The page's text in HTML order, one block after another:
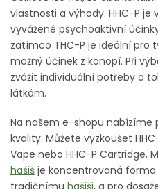
vlastnosti a výhody. HHC-P
vyvážené psychoaktivní
zatímco THC-P je ideální pro
možný účinek z konopí. Při
zvážit individuální potřeby a
látkám.
Na našem e-shopu nabízíme
kvality. Můžete vyzkoušet
Vape nebo HHC-P Cartridge.
hašiš je koncentrovaná forma